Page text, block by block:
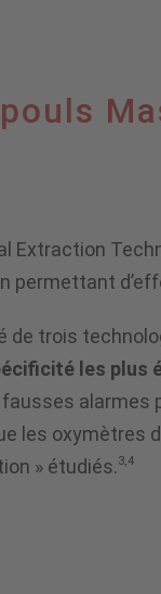
Extraction
permettant
trois
les plus
les oxymètres
» étudiés.3,4